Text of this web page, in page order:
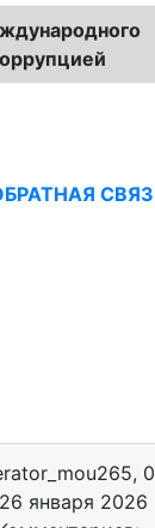
,
26 января 2026